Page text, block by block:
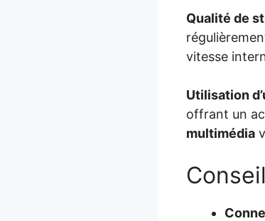
Qualité de
vitesse
Utilisation
offrant un
multimédia